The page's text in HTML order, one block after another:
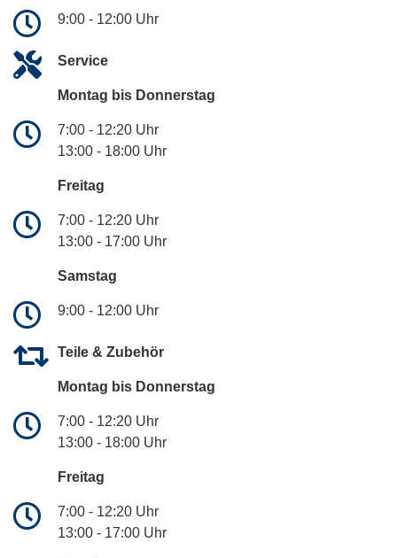
9:00 - 12:00 Uhr
Service
Montag bis Donnerstag
7:00 - 12:20 Uhr
13:00 - 18:00 Uhr
Freitag
7:00 - 12:20 Uhr
13:00 - 17:00 Uhr
Samstag
9:00 - 12:00 Uhr
Teile & Zubehör
Montag bis Donnerstag
7:00 - 12:20 Uhr
13:00 - 18:00 Uhr
Freitag
7:00 - 12:20 Uhr
13:00 - 17:00 Uhr